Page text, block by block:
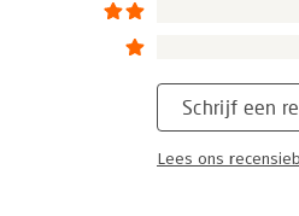
Schrijf een
Lees ons